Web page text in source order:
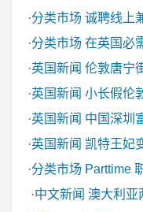
·分类市场 诚聘线上
·分类市场 在英国必
·英国新闻 伦敦唐宁
·英国新闻 小长假伦
·英国新闻 中国深圳
·英国新闻 凯特王妃
·分类市场 Parttime
·中文新闻 澳大利亚